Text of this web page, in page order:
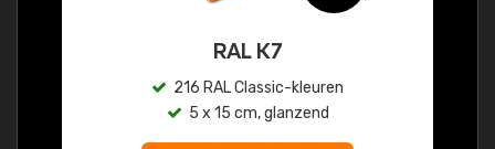
RAL K7
216 RAL Classic-kleuren
5 x 15 cm, glanzend